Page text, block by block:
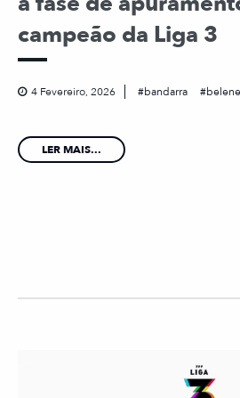
campeão da Liga 3
4 Fevereiro, 2026 bandarra
LER MAIS...